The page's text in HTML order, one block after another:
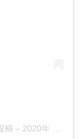
稿 – 2020年 2月月18日午前1時42分PST